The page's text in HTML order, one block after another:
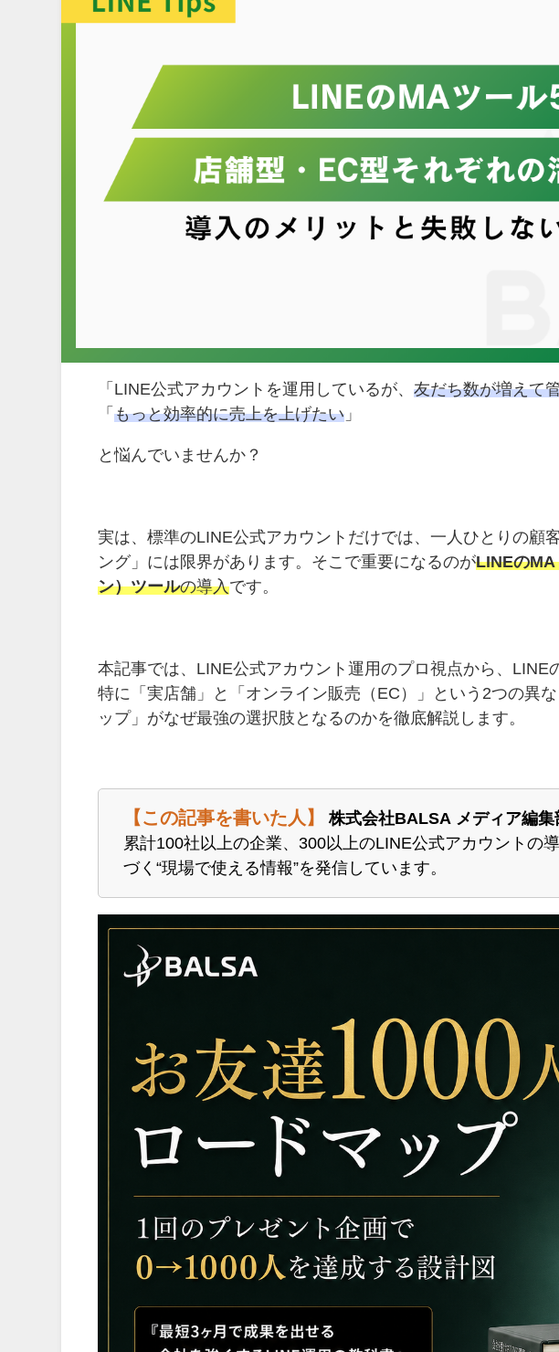
「LINE公式アカウントを運用しているが、友だち数が増えて
「もっと効率的に売上を上げたい 」
と悩んでいませんか？
実は、標準のLINE公式アカウントだけでは、一人ひとりの顧
ング」には限界があります。そこで重要になるのがLINEのMA
ン）ツールの導入です。
本記事では、LINE公式アカウント運用のプロ視点から、LINE
特に「実店舗」と「オンライン販売（EC）」という2つの異
ップ」がなぜ最強の選択肢となるのかを徹底解説します。
【この記事を書いた人】 株式会社BALSA メディア編集
累計100社以上の企業、300以上のLINE公式アカウントの
づく“現場で使える情報”を発信しています。